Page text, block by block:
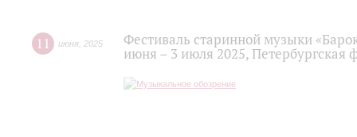
11 июня 2025
Фестиваль старинной музыки
июня – 3 июля 2025, Петербургская